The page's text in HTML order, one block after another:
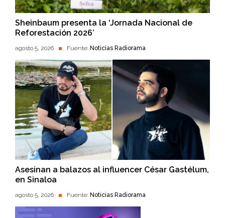
Sheinbaum presenta la ‘Jornada Nacional de
Reforestación 2026’
agosto 5, 2026 Fuente: Noticias Radiorama
Asesinan a balazos al influencer César Gastélum,
en Sinaloa
agosto 5, 2026 Fuente: Noticias Radiorama